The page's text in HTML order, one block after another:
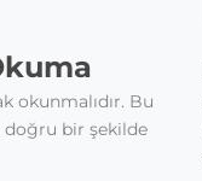
okunmalıdır. Bu
doğru bir şekilde